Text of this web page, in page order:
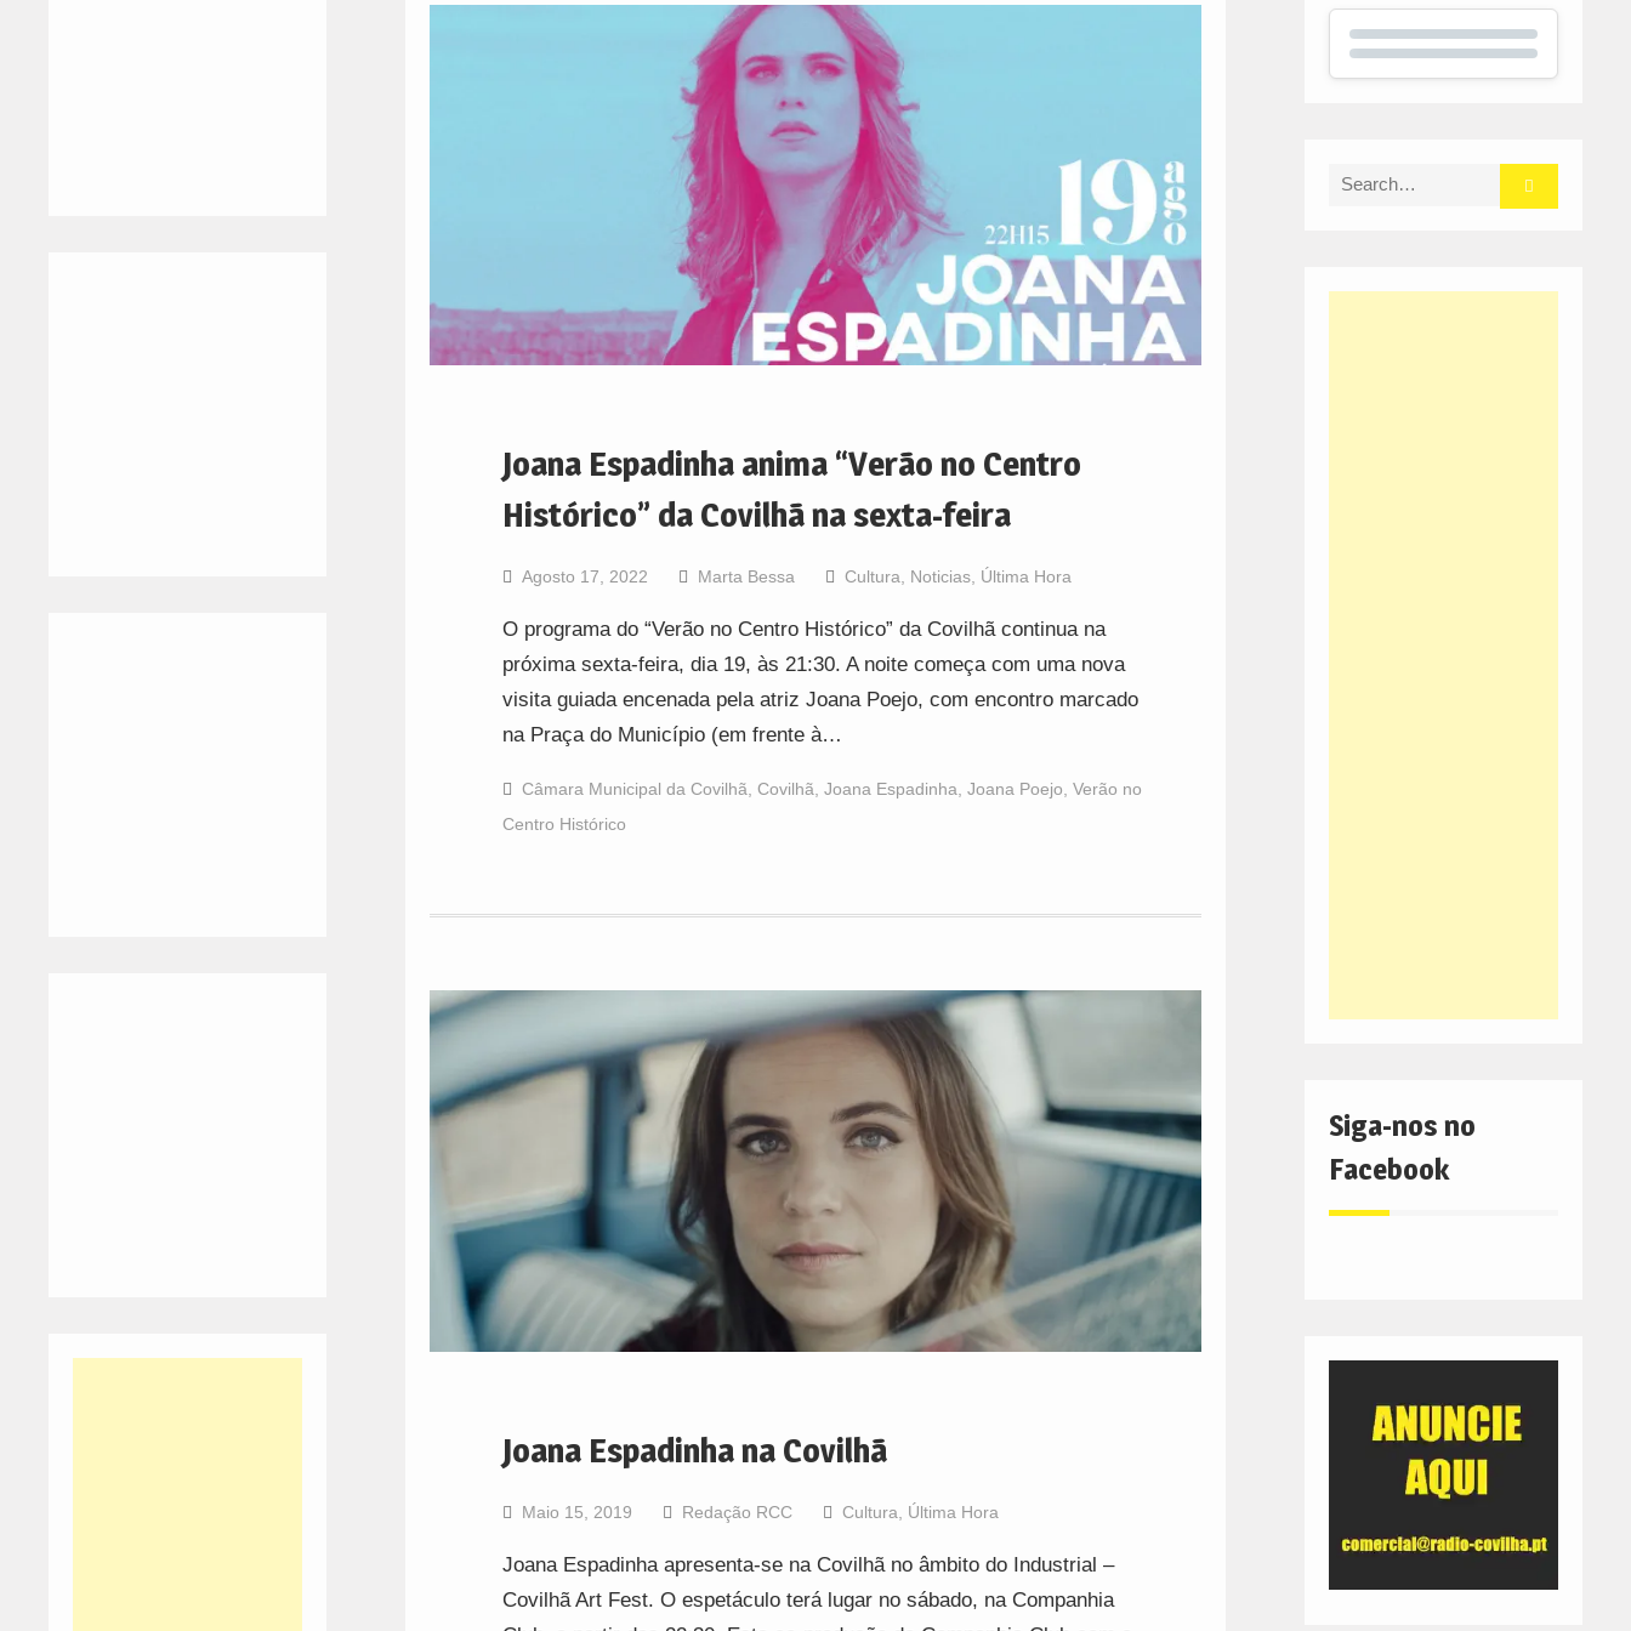
Joana Espadinha anima “Verão no Centro
Histórico” da Covilhã na sexta-feira
Agosto 17, 2022 Marta Bessa Cultura Noticias, Última Hora
O programa do “Verão no Centro Histórico” da Covilhã continua na
próxima sexta-feira, dia 19, às 21:30. A noite começa com uma nova
visita guiada encenada pela atriz Joana Poejo, com encontro marcado
na Praça do Município (em frente à…
Câmara Municipal da Covilhã Covilhã Joana Espadinha Joana Poejo Verão no
Centro Histórico
Joana Espadinha na Covilhã
Maio 15, 2019 Redação RCC Cultura Última Hora
Joana Espadinha apresenta-se na Covilhã no âmbito do Industrial –
Covilhã Art Fest. O espetáculo terá lugar no sábado, na Companhia
Search
Siga-nos no
Facebook